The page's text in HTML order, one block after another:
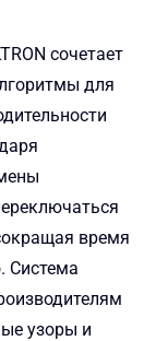
сочетает
для
время
Система
узоры и